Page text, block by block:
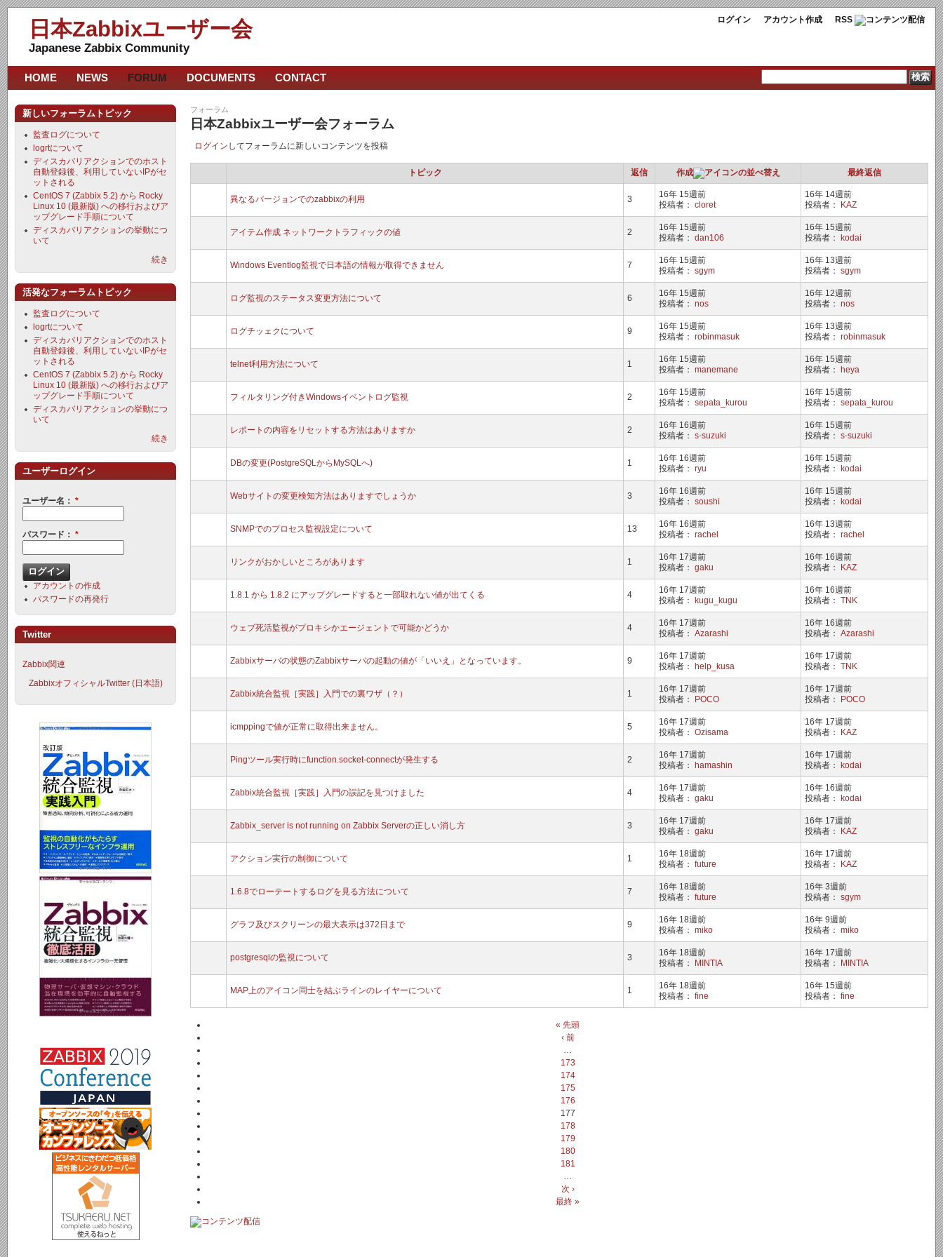
ログイン アカウント作成 RSS
日本Zabbixユーザー会
Japanese Zabbix Community
フォーラム
日本Zabbixユーザー会フォーラム
ログイン してフォーラムに新しいコンテンツを投稿
トピック 返信 作成 最終返信
異なるバージョンでのzabbixの利用 3
16年 15週前
投稿者： cloret
16年 14週前
投稿者：
KAZ
アイテム作成 ネットワークトラフィックの値 2
16年 15週前
投稿者： dan106
16年 15週前
投稿者：
kodai
Windows Eventlog監視で日本語の情報が取得できません 7
16年 15週前
投稿者： sgym
16年 13週前
投稿者： sgym
ログ監視のステータス変更方法について 6
16年 15週前
投稿者： nos
16年 12週前
投稿者： nos
ログチッェクについて 9
16年 15週前
投稿者： robinmasuk
16年 13週前
投稿者： robinmasuk
telnet利用方法について 1
16年 15週前
投稿者： manemane
16年 15週前
投稿者：
heya
フィルタリング付きWindowsイベントログ監視 2
16年 15週前
投稿者： sepata_kurou
16年 15週前
投稿者： sepata_kurou
レポートの内容をリセットする方法はありますか 2
16年 16週前
投稿者： s-suzuki
16年 15週前
投稿者： s-suzuki
DBの変更(PostgreSQLからMySQLへ) 1
16年 16週前
投稿者： ryu
16年 15週前
投稿者：
kodai
Webサイトの変更検知方法はありますでしょうか 3
16年 16週前
投稿者： soushi
16年 15週前
投稿者：
kodai
SNMPでのプロセス監視設定について 13
16年 16週前
投稿者： rachel
16年 13週前
投稿者： rachel
リンクがおかしいところがあります 1
16年 17週前
投稿者： gaku
16年 16週前
投稿者：
KAZ
1.8.1 から 1.8.2 にアップグレードすると一部取れない値が出てくる 4
16年 17週前
投稿者：
kugu_kugu
16年 16週前
投稿者： TNK
ウェブ死活監視がプロキシかエージェントで可能かどうか 4
16年 17週前
投稿者： Azarashi
16年 16週前
投稿者： Azarashi
Zabbixサーバの状態のZabbixサーバの起動の値が「いいえ」となっています。 9
16年 17週前
投稿者：
help_kusa
16年 17週前
投稿者： TNK
Zabbix統合監視［実践］入門での裏ワザ（？） 1
16年 17週前
投稿者：
POCO
16年 17週前
投稿者：
POCO
icmppingで値が正常に取得出来ません。 5
16年 17週前
投稿者： Ozisama
16年 17週前
投稿者：
KAZ
Pingツール実行時にfunction.socket-connectが発生する 2
16年 17週前
投稿者：
hamashin
16年 17週前
投稿者：
kodai
Zabbix統合監視［実践］入門の誤記を見つけました 4
16年 17週前
投稿者： gaku
16年 16週前
投稿者：
kodai
Zabbix_server is not running on Zabbix Serverの正しい消し方 3
16年 17週前
投稿者： gaku
16年 17週前
投稿者：
KAZ
アクション実行の制御について 1
16年 18週前
投稿者： future
16年 17週前
投稿者：
KAZ
1.6.8でローテートするログを見る方法について 7
16年 18週前
投稿者： future
16年 3週前
投稿者： sgym
グラフ及びスクリーンの最大表示は372日まで 9
16年 18週前
投稿者： miko
16年 9週前
投稿者： miko
postgresqlの監視について 3
16年 18週前
投稿者：
MINTIA
16年 17週前
投稿者：
MINTIA
MAP上のアイコン同士を結ぶラインのレイヤーについて 1
16年 18週前
投稿者： fine
16年 15週前
投稿者： fine
« 先頭
‹ 前
…
173
174
175
176
177
178
179
180
181
…
次 ›
最終 »
HOME NEWS FORUM DOCUMENTS CONTACT
新しいフォーラムトピック
監査ログについて
logrtについて
ディスカバリアクションでのホスト
自動登録後、利用していないIPがセ
ットされる
CentOS 7 (Zabbix 5.2) から Rocky
Linux 10 (最新版) への移行およびア
ップグレード手順について
ディスカバリアクションの挙動につ
いて
続き
活発なフォーラムトピック
監査ログについて
logrtについて
ディスカバリアクションでのホスト
自動登録後、利用していないIPがセ
ットされる
CentOS 7 (Zabbix 5.2) から Rocky
Linux 10 (最新版) への移行およびア
ップグレード手順について
ディスカバリアクションの挙動につ
いて
続き
ユーザーログイン
ユーザー名： *
パスワード： *
アカウントの作成
パスワードの再発行
Twitter
Zabbix関連
ZabbixオフィシャルTwitter (日本語)